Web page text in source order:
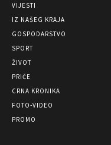
VIJESTI
IZ NAŠEG KRAJA
GOSPODARSTVO
SPORT
ŽIVOT
PRIČE
CRNA KRONIKA
FOTO-VIDEO
PROMO